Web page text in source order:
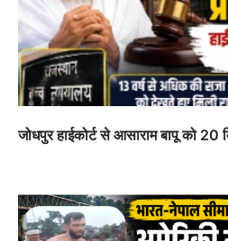
जोधपुर हाईकोर्ट से आसाराम बापू को 20